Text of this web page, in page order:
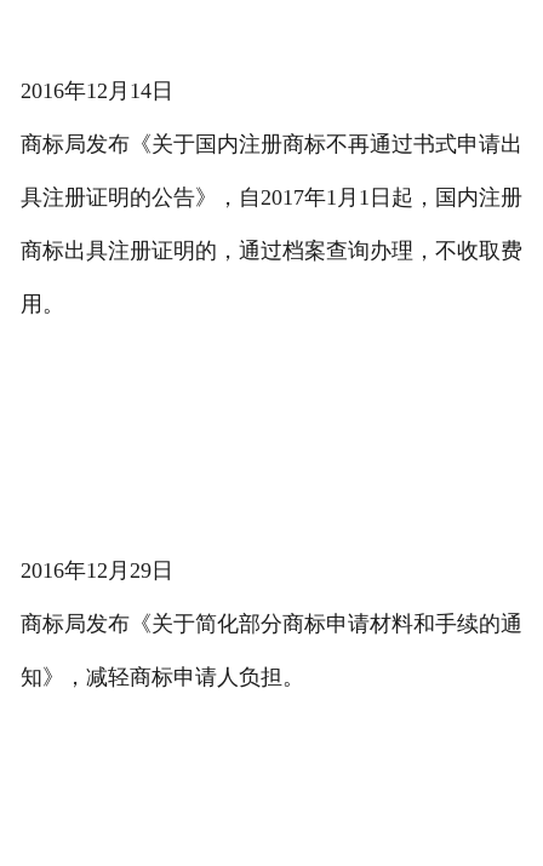
2016年12月14日
商标局发布《关于国内注册商标不再通过书式申请出
具注册证明的公告》，自2017年1月1日起，国内注册
商标出具注册证明的，通过档案查询办理，不收取费
用。
2016年12月29日
商标局发布《关于简化部分商标申请材料和手续的通
知》，减轻商标申请人负担。